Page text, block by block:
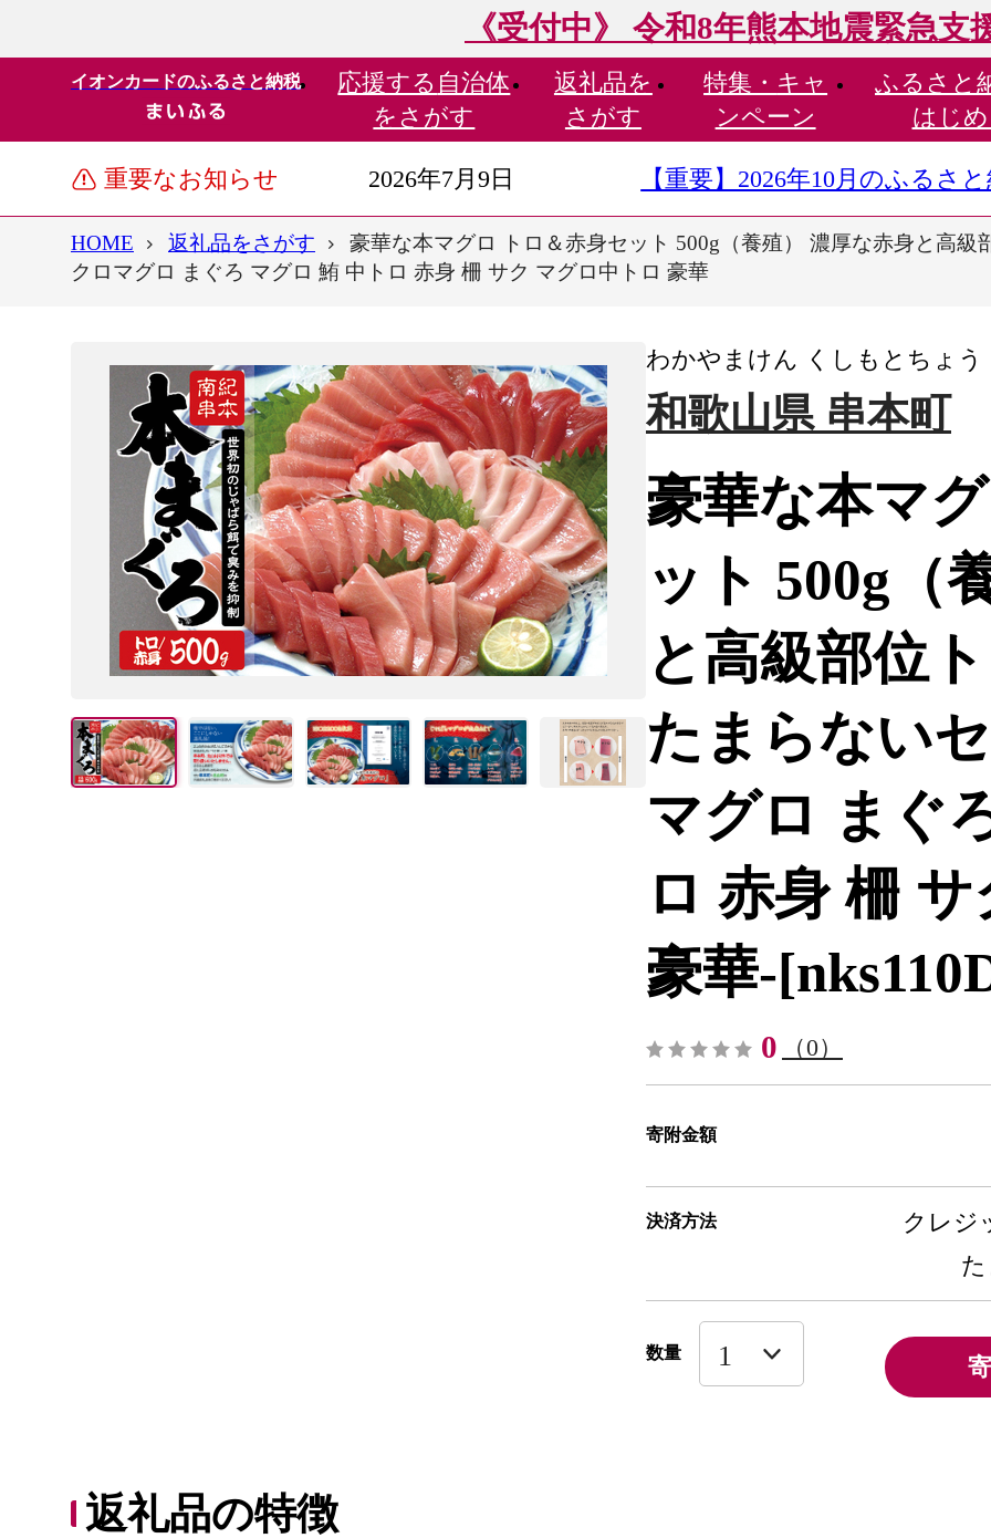
《受付中》 令和8年熊本地震緊急支
イオンカードのふるさと納税 応援する 自治体
をさがす
返礼品を
さがす
特集・ キャ
ンペーン
ふるさと
はじめ
重要なお知らせ 2026年7月9日 【重要】2026年10月のふるさ
HOME 返礼品をさがす
豪華な本マグロ トロ＆赤身セット 500g（養殖） 濃厚な赤身と高
クロマグロ まぐろ マグロ 鮪 中トロ 赤身 柵 サク マグロ中トロ 豪華
わかやまけん くしもとちょう
和歌山県 串本町
豪華な本マ
ット 500g（
と高級部位
たまらない
マグロ まぐ
ロ 赤身 柵
豪華-
0 （0）
寄附金額
決済方法
クレジ
数量
返礼品の特徴